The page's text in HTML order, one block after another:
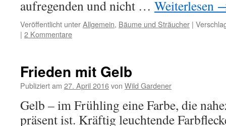
aufregenden und nicht … Weiterlesen
Veröffentlicht unterAllgemein, Bäume und Sträucher |
| 2 Kommentare
Frieden mit Gelb
Publiziert am 27. April 2016von Wild Gardener
Gelb – im Frühling eine Farbe, die
präsent ist. Kräftig leuchtende